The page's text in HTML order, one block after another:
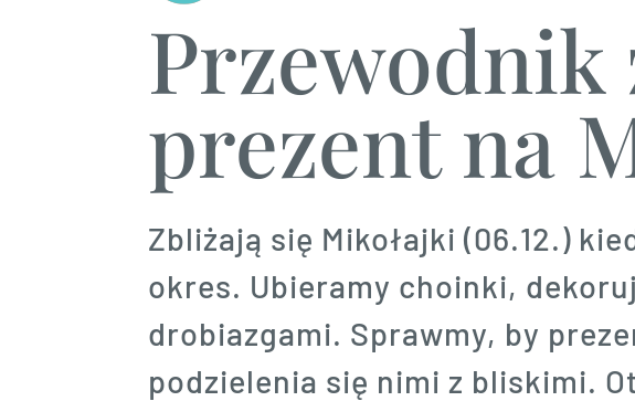
Przewodnik
prezent na
Zbliżają się Mikołajki (06.12.)
okres. Ubieramy choinki,
drobiazgami. Sprawmy, by
podzielenia się nimi z bliskimi.